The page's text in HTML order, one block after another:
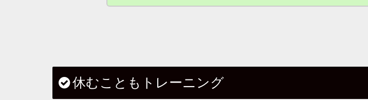
休むこともトレーニング